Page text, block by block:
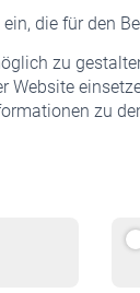
die für den
zu
zu